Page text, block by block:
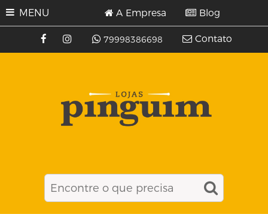
MENU
79998386698
A Empresa Blog
Contato